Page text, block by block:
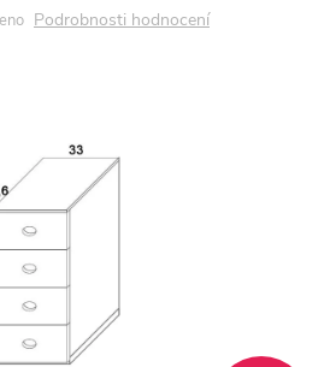
Podrobnosti hodnocení